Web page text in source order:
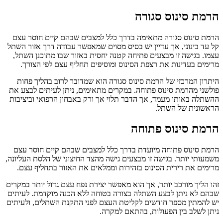
הרמת סינוס סגורה
הרמת סינוס סגורה מתאימה בדרך כלל למצבים שבהם קיים חוסר עצם
קל עד בינוני, אך עדיין יש בסיס מסוים שמאפשר עבודה דרך אזור השתל
עצמו. בגישה זו מבצעים פתיחה קטנה יחסית באזור שבו מתוכנן השתל,
מרימים בעדינות את רצפת הסינוס ומוסיפים תחליף עצם לפי הצורך.
היתרון המרכזי של הרמת סינוס סגורה הוא שמדובר לרוב בהליך פחות
פולשני מהרמת סינוס פתוחה. במקרים מתאימים, ניתן לעיתים לבצע את
ההשתלה באותו מעמד, אך הדבר תלוי אך ורק באבחון הרפואי וביציבות
הראשונית של השתל.
הרמת סינוס פתוחה
הרמת סינוס פתוחה מיועדת בדרך כלל למצבים שבהם קיים חוסר עצם
משמעותי יותר. בגישה זו מבצעים גישה מהצד החיצוני של הלסת העליונה,
מרימים את רירית הסינוס בזהירות וממלאים את האזור בתחליף עצם.
זהו הליך מורכב יותר, אך הוא מאפשר יצירת נפח עצם גדול יותר במקרים
שבהם לא ניתן לבצע השתלה בצורה בטוחה ללא הכנה מוקדמת. לעיתים
יש להמתין מספר חודשים לקליטת העצם לפני התקנת השתלים, ולעיתים
ניתן לשלב בין הפעולות, בהתאם למקרה.